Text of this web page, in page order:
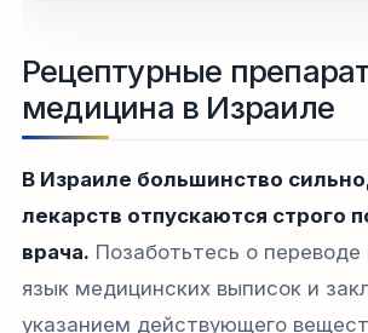
Рецептурные
медицина в Израиле
В Израиле большинство
лекарств отпускаются строго
врача. Позаботьтесь о переводе
язык медицинских выписок и
указанием действующего